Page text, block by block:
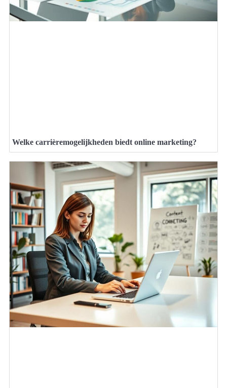
Welke carrièremogelijkheden biedt online marketing?